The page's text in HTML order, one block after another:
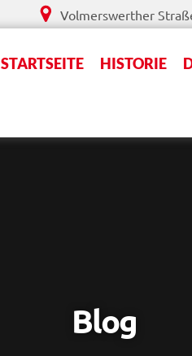
Volmerswerther
STARTSEITE HISTORIE
Blog